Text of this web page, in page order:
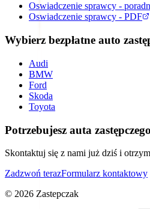
Oswiadczenie sprawcy -
Oswiadczenie sprawcy - PDF
Wybierz bezpłatne auto
Audi
BMW
Ford
Skoda
Toyota
Potrzebujesz auta
Skontaktuj się z nami już dziś i
Zadzwoń terazFormularz kontaktowy
© 2026 Zastepczak